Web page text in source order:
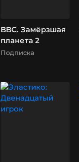
BBC. Замёрзшая
планета 2
Подписка